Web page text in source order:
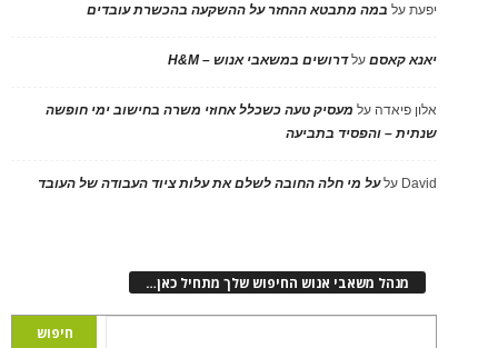
יפעתעל במה מתבטא ההחזר על ההשקעה בהכשרת עובדים
יאנא קאסםעלדרושים במשאבי אנוש – H&M
אלון פיאדה על מעסיק טעה כשכלל אחוזי משרה בחישוב ימי חופשה
שנתית – והפסיד בתביעה
David עלעל מי חלה החובה לשלם את עלות ציוד העבודה של העובד
מנהל משאבי אנוש החיפוש שלך מתחיל כאן…